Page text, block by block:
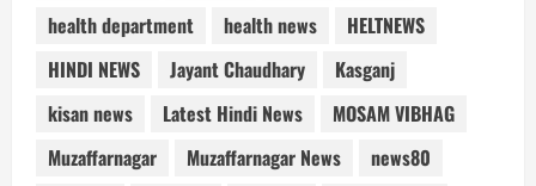
health department
health news
HELTNEWS
HINDI NEWS
Jayant Chaudhary
Kasganj
kisan news
Latest Hindi News
MOSAM VIBHAG
Muzaffarnagar
Muzaffarnagar News
news80